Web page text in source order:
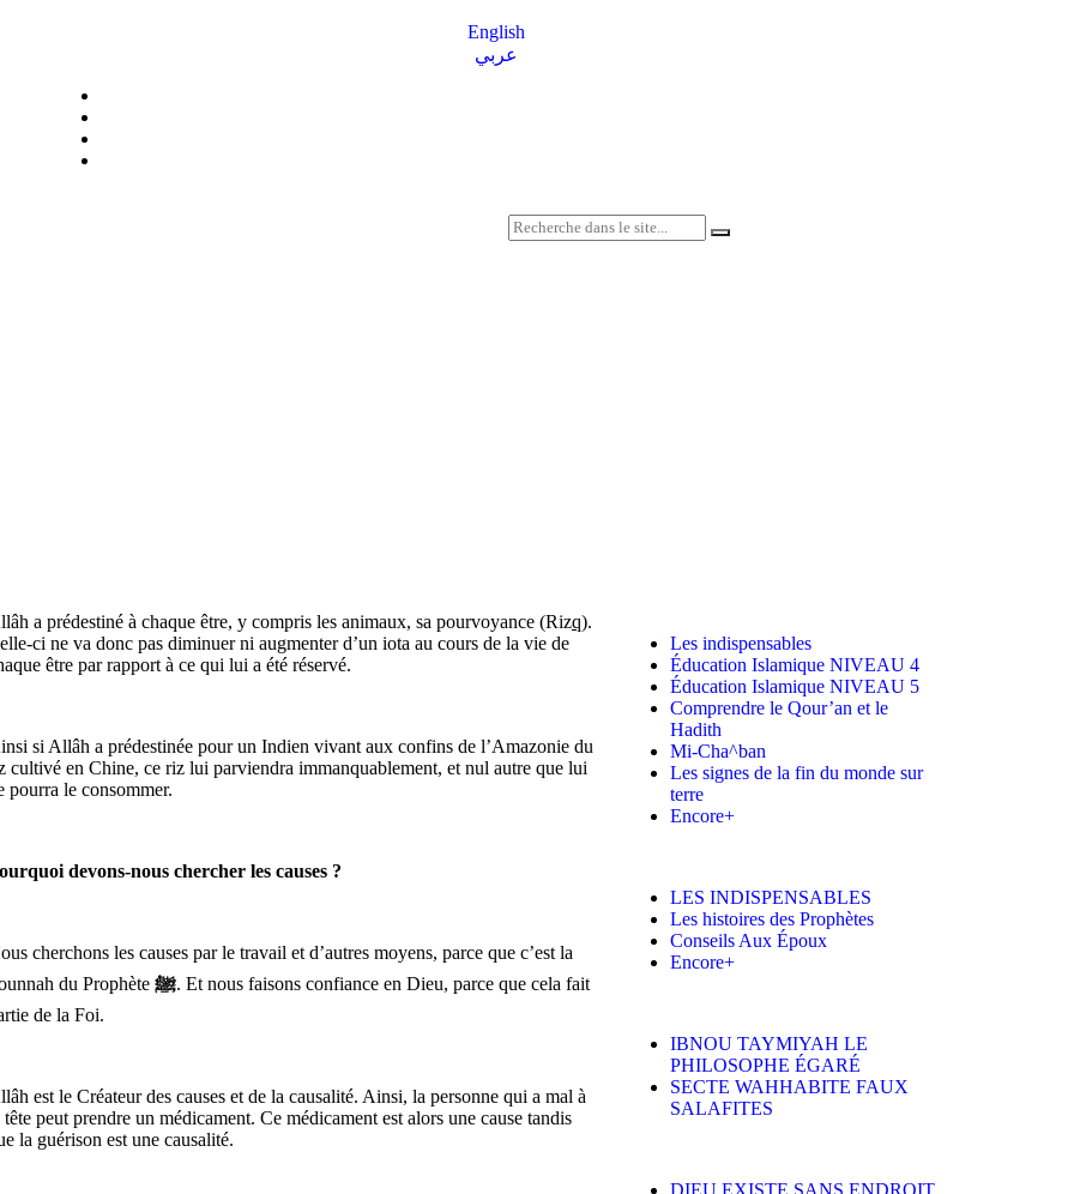
English
عربي
a prédestiné à chaque être, y compris les animaux, sa pourvoyance (Rizq).
ci ne va donc pas diminuer ni augmenter d’un iota au cours de la vie de
être par rapport à ce qui lui a été réservé.
si Allâh a prédestinée pour un Indien vivant aux confins de l’Amazonie du
cultivé en Chine, ce riz lui parviendra immanquablement, et nul autre que lui
pourra le consommer.
devons-nous chercher les causes ?
cherchons les causes par le travail et d’autres moyens, parce que c’est la
du Prophète ﷺ. Et nous faisons confiance en Dieu, parce que cela fait
de la Foi.
est le Créateur des causes et de la causalité. Ainsi, la personne qui a mal à
tête peut prendre un médicament. Ce médicament est alors une cause tandis
la guérison est une causalité.
Les indispensables
Éducation Islamique NIVEAU 4
Éducation Islamique NIVEAU 5
Comprendre le Qour’an et le
Hadith
Mi-Cha^ban
Les signes de la fin du monde sur
terre
Encore+
LES INDISPENSABLES
Les histoires des Prophètes
Conseils Aux Époux
Encore+
IBNOU TAYMIYAH LE
PHILOSOPHE ÉGARÉ
SECTE WAHHABITE FAUX
SALAFITES
DIEU EXISTE SANS ENDROIT